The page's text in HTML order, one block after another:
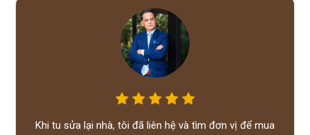
Khi tu sửa lại nhà, tôi đã liên hệ và tìm đơn vị để mua